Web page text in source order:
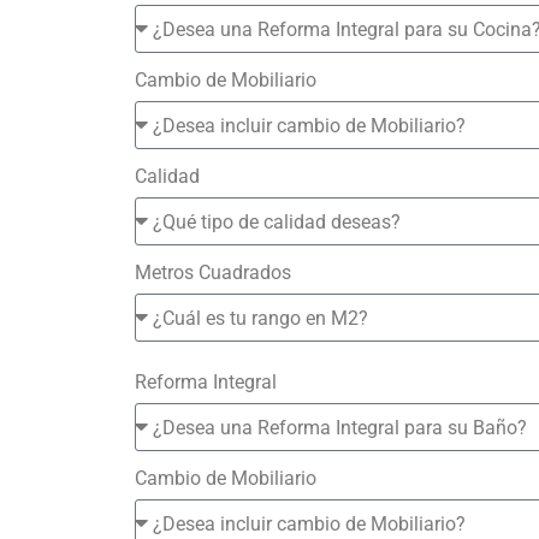
Cambio de Mobiliario
Calidad
Metros Cuadrados
Reforma Integral
Cambio de Mobiliario